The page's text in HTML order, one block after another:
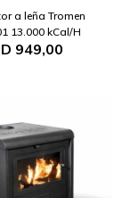
a leña Tromen
13.000 kCal/H
949,00